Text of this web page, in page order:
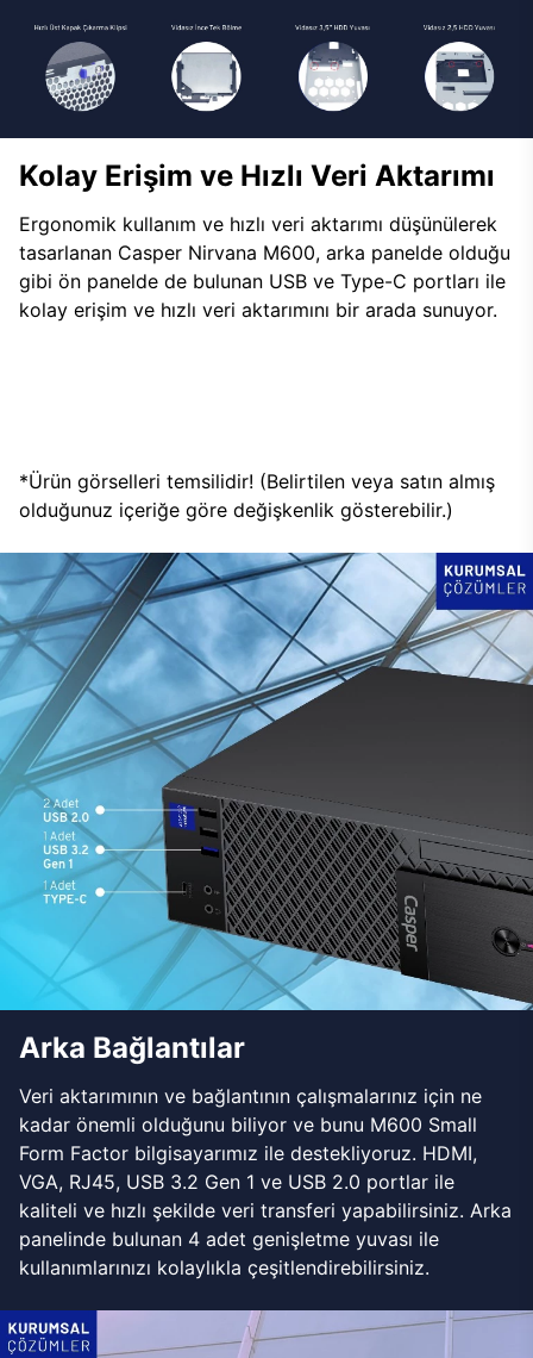
Kolay Erişim ve Hızlı Veri Aktarımı
Ergonomik kullanım ve hızlı veri aktarımı düşünülerek
tasarlanan Casper Nirvana M600, arka panelde olduğu
gibi ön panelde de bulunan USB ve Type-C portları ile
kolay erişim ve hızlı veri aktarımını bir arada sunuyor.
*Ürün görselleri temsilidir! (Belirtilen veya satın almış
olduğunuz içeriğe göre değişkenlik gösterebilir.)
Arka Bağlantılar
Veri aktarımının ve bağlantının çalışmalarınız için ne
kadar önemli olduğunu biliyor ve bunu M600 Small
Form Factor bilgisayarımız ile destekliyoruz. HDMI,
VGA, RJ45, USB 3.2 Gen 1 ve USB 2.0 portlar ile
kaliteli ve hızlı şekilde veri transferi yapabilirsiniz. Arka
panelinde bulunan 4 adet genişletme yuvası ile
kullanımlarınızı kolaylıkla çeşitlendirebilirsiniz.